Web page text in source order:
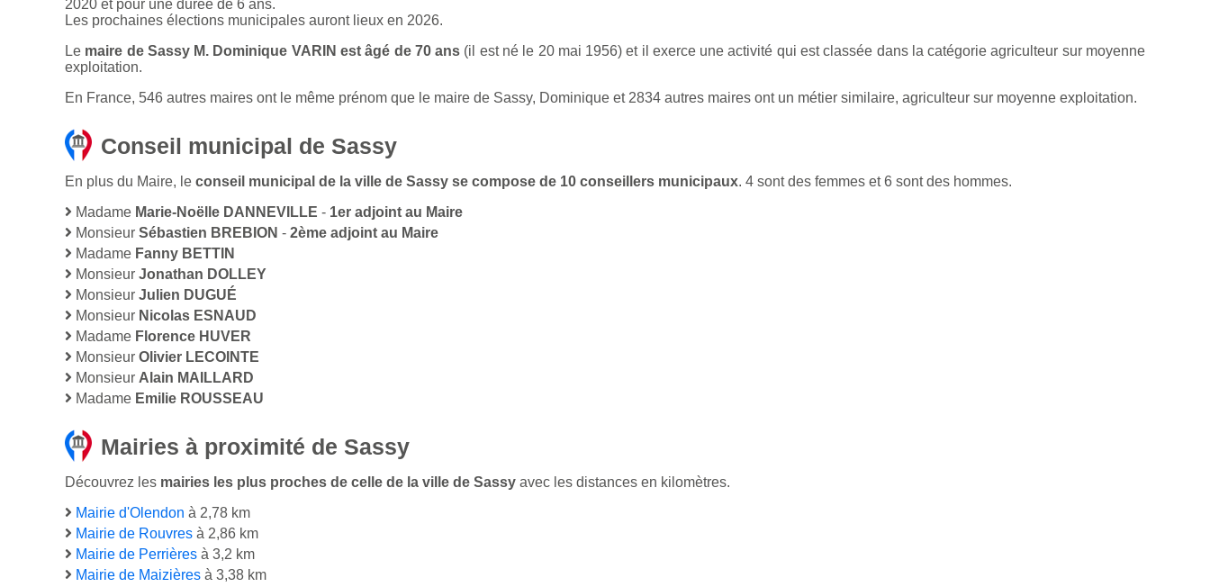
2020 et pour une durée de 6 ans.
Les prochaines élections municipales auront lieux en 2026.
Le maire de Sassy M. Dominique VARIN est âgé de 70 ans (il est né le 20 mai 1956) et il exerce une activité qui est classée dans la catégorie agriculteur sur moyenne
exploitation.
En France, 546 autres maires ont le même prénom que le maire de Sassy, Dominique et 2834 autres maires ont un métier similaire, agriculteur sur moyenne exploitation.
Conseil municipal de Sassy
En plus du Maire, le conseil municipal de la ville de Sassy se compose de 10 conseillers municipaux. 4 sont des femmes et 6 sont des hommes.
Madame Marie-Noëlle DANNEVILLE - 1er adjoint au Maire
Monsieur Sébastien BREBION - 2ème adjoint au Maire
Madame Fanny BETTIN
Monsieur Jonathan DOLLEY
Monsieur Julien DUGUÉ
Monsieur Nicolas ESNAUD
Madame Florence HUVER
Monsieur Olivier LECOINTE
Monsieur Alain MAILLARD
Madame Emilie ROUSSEAU
Mairies à proximité de Sassy
Découvrez les mairies les plus proches de celle de la ville de Sassy avec les distances en kilomètres.
Mairie d'Olendon à 2,78 km
Mairie de Rouvres à 2,86 km
Mairie de Perrières à 3,2 km
Mairie de Maizières à 3,38 km